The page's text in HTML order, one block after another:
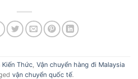
Kiến Thức, Vận chuyển hàng đi Malaysia
vận chuyển quốc tế.